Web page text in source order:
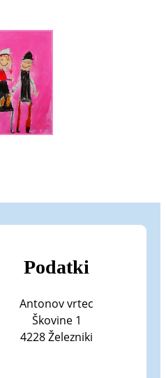
Podatki
Antonov vrtec
Škovine 1
4228 Železniki